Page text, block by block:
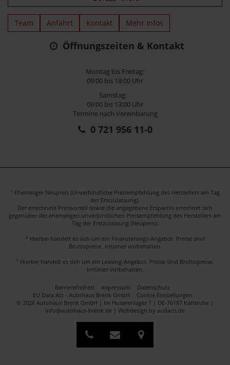
Team Anfahrt Kontakt Mehr Infos
Öffnungszeiten & Kontakt
Montag bis Freitag:
09:00 bis 18:00 Uhr
Samstag:
09:00 bis 13:00 Uhr
Termine nach Vereinbarung
0 721 956 11-0
1 Ehemaliger Neupreis (Unverbindliche Preisempfehlung des Herstellers am Tag
der Erstzulassung).
Der errechnete Preisvorteil sowie die angegebene Ersparnis errechnet sich
gegenüber der ehemaligen unverbindlichen Preisempfehlung des Herstellers am
Tag der Erstzulassung (Neupreis).
2 Hierbei handelt es sich um ein Finanzierungs-Angebot. Preise sind
Bruttopreise. Irrtümer vorbehalten.
3 Hierbei handelt es sich um ein Leasing-Angebot. Preise sind Bruttopreise.
Irrtümer vorbehalten.
Barrierefreiheit Impressum
Datenschutz
EU Data Act - Autohaus Brenk GmbH
Cookie Einstellungen
© 2026 Autohaus Brenk GmbH | Im Husarenlager 1 | DE-76187 Karlsruhe |
info@autohaus-brenk.de | Webdesign by audaris.de